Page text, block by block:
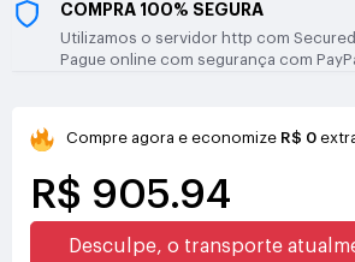
COMPRA 100% SEGURA
Utilizamos o servidor http com
Pague online com segurança com
Compre agora e economize R$ 0
R$ 905.94
Desculpe, o transporte